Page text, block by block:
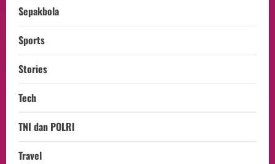
Sepakbola
Sports
Stories
Tech
TNI dan POLRI
Travel